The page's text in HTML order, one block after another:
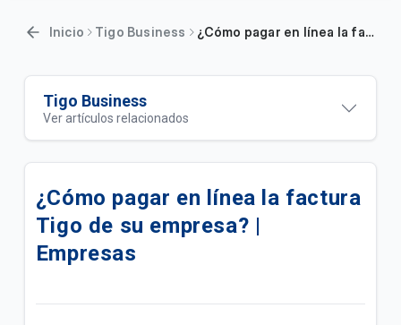
Inicio Tigo Business ¿Cómo pagar en línea la factura Tigo de su empresa? | Empresas
Tigo Business
Ver artículos relacionados
eSIM para su línea móvil Tigo Business | Empresas
Conoce las mejoras realizadas a la red móvil Tigo |
Empresas
Conoce sobre el proceso de portabilidad a Tigo |
¿Cómo pagar en línea la factura
Tigo de su empresa? |
Empresas